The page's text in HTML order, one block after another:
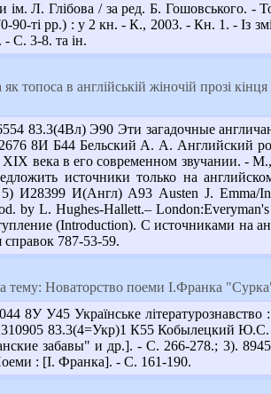
ім. Л. Глібова / за ред. Б. Гошовського.
90-ті рр.) : у 2 кн. - К., 2003. - Кн. 1. - Із
С. 3-8. та ін.
в англійській жіночій прозі кінця
83.3(4Вл) Э90 Эти загадочные
8И Б44 Бельский А. А. Английский
века в его современном звучании. -
источники только на
И28399 И(Англ) А93 Austen J. Emma/
by L. Hughes-Hallett.–
(Introduction). С источниками на
787-53-59.
тему: Новаторство поеми І.Франка
У45 Українське літературознавство
310905 83.3(4=Укр)1 К55 Кобылецкий
забавы" и др.]. - С. 266-278.; 3).
: [І. Франка]. - С. 161-190.